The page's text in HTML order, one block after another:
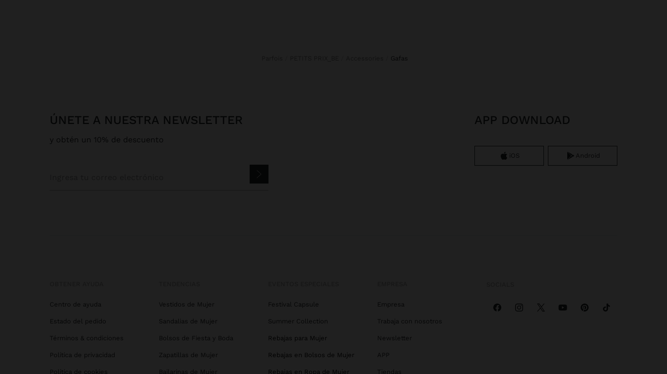
gafas
ÚNETE A NUESTRA NEWSLETTER
y obtén un 10% de descuento
APP DOWNLOAD
iOS Android
Centro de ayuda
Estado del pedido
Términos & condiciones
Política de privacidad
Política de cookies
Vestidos de Mujer
Sandalias de Mujer
Bolsos de Fiesta y Boda
Zapatillas de Mujer
Bailarinas de Mujer
Festival Capsule
Summer Collection
Rebajas para Mujer
Rebajas en Bolsos de Mujer
Rebajas en Ropa de Mujer
Empresa
Trabaja con nosotros
Newsletter
APP
Tiendas